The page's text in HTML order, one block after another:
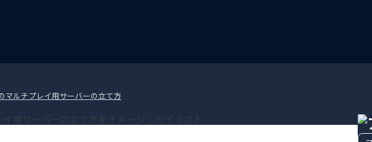
マルチプレイ用サーバーの立て方